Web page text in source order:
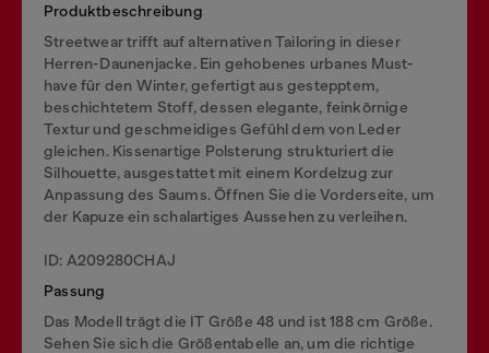
Produktbeschreibung
Streetwear trifft auf alternativen Tailoring in dieser
Herren-Daunenjacke. Ein gehobenes urbanes Must-
have für den Winter, gefertigt aus gestepptem,
beschichtetem Stoff, dessen elegante, feinkörnige
Textur und geschmeidiges Gefühl dem von Leder
gleichen. Kissenartige Polsterung strukturiert die
Silhouette, ausgestattet mit einem Kordelzug zur
Anpassung des Saums. Öffnen Sie die Vorderseite, um
der Kapuze ein schalartiges Aussehen zu verleihen.
ID: A209280CHAJ
Passung
Das Modell trägt die IT Größe 48 und ist 188 cm Größe.
Sehen Sie sich die Größentabelle an, um die richtige